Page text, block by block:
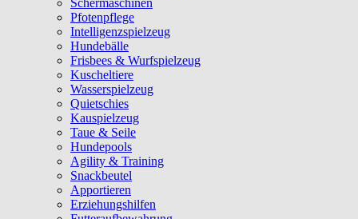
Schermaschinen
Pfotenpflege
Intelligenzspielzeug
Hundebälle
Frisbees & Wurfspielzeug
Kuscheltiere
Wasserspielzeug
Quietschies
Kauspielzeug
Taue & Seile
Hundepools
Agility & Training
Snackbeutel
Apportieren
Erziehungshilfen